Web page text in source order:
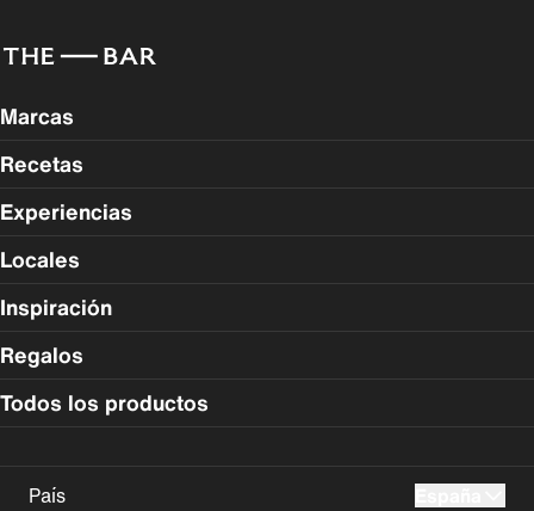
Marcas
Recetas
Experiencias
Locales
Inspiración
Regalos
Todos los productos
País